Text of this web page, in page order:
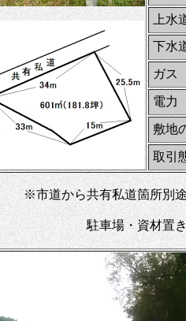
上水
下水
ガス
電力
敷地
取引
※市道から共有私道箇所別
駐車場・資材置